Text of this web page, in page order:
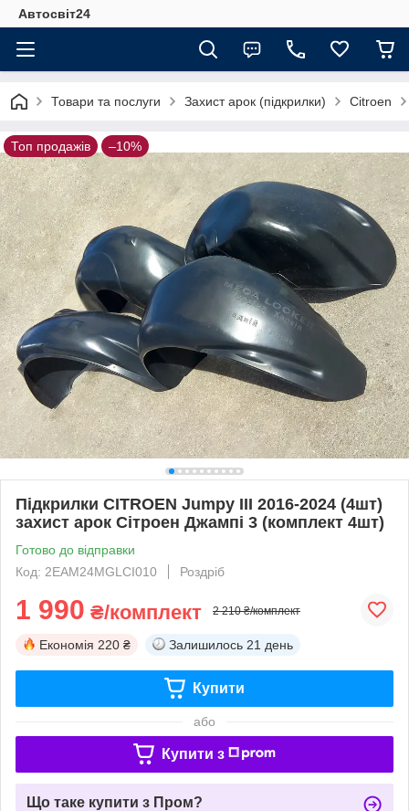
Автосвіт24
Товари та послуги Захист арок (підкрилки) Citroen
Топ продажів –10%
Підкрилки CITROEN Jumpy III 2016-2024 (4шт)
захист арок Сітроен Джампі 3 (комплект 4шт)
Готово до відправки
Код: 2EAM24MGLCI010
Роздріб
1 990 ₴/комплект 2 210 ₴/комплект
Економія 220 ₴ Залишилось 21 день
Купити
або
Купити з
Що таке купити з Пром?